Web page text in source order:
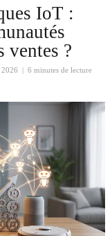
IoT :
ventes ?
6 minutes de lecture